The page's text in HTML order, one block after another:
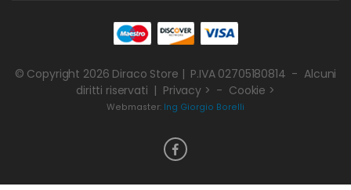
© Copyright 2026 Diraco Store | P.IVA 02705180814 - Alcuni
diritti riservati | Privacy > - Cookie >
Webmaster: Ing Giorgio Borelli